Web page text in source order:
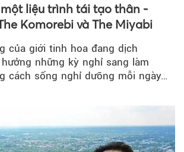
liệu trình tái tạo thân -
Komorebi và The Miyabi
của giới tinh hoa đang dịch
những kỳ nghỉ sang làm
cách sống nghỉ dưỡng mỗi ngày…